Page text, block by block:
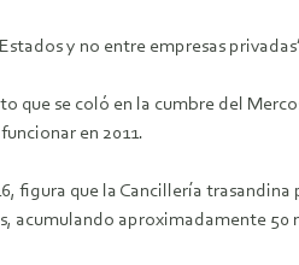
y no entre empresas
se coló en la cumbre del
en 2011.
figura que la Cancillería
acumulando aproximadamente